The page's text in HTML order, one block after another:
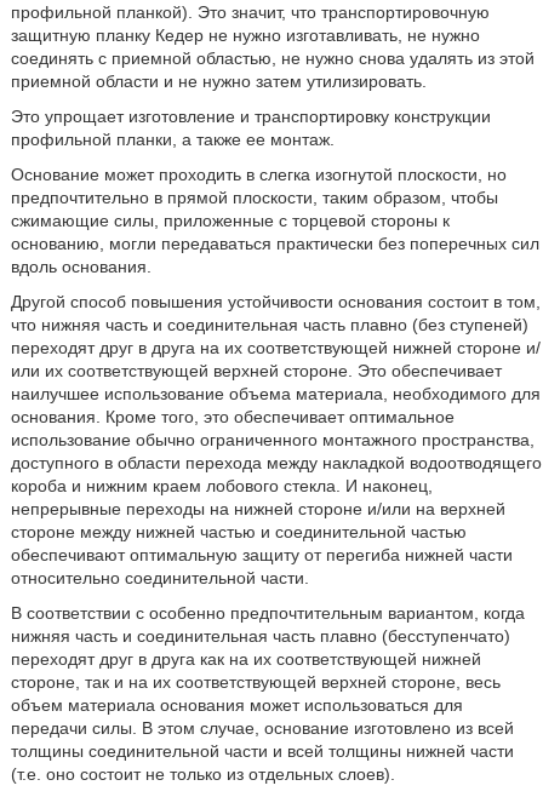
профильной планкой). Это значит, что транспортировочную
защитную планку Кедер не нужно изготавливать, не нужно
соединять с приемной областью, не нужно снова удалять из этой
приемной области и не нужно затем утилизировать.
Это упрощает изготовление и транспортировку конструкции
профильной планки, а также ее монтаж.
Основание может проходить в слегка изогнутой плоскости, но
предпочтительно в прямой плоскости, таким образом, чтобы
сжимающие силы, приложенные с торцевой стороны к
основанию, могли передаваться практически без поперечных сил
вдоль основания.
Другой способ повышения устойчивости основания состоит в том,
что нижняя часть и соединительная часть плавно (без ступеней)
переходят друг в друга на их соответствующей нижней стороне и/
или их соответствующей верхней стороне. Это обеспечивает
наилучшее использование объема материала, необходимого для
основания. Кроме того, это обеспечивает оптимальное
использование обычно ограниченного монтажного пространства,
доступного в области перехода между накладкой водоотводящего
короба и нижним краем лобового стекла. И наконец,
непрерывные переходы на нижней стороне и/или на верхней
стороне между нижней частью и соединительной частью
обеспечивают оптимальную защиту от перегиба нижней части
относительно соединительной части.
В соответствии с особенно предпочтительным вариантом, когда
нижняя часть и соединительная часть плавно (бесступенчато)
переходят друг в друга как на их соответствующей нижней
стороне, так и на их соответствующей верхней стороне, весь
объем материала основания может использоваться для
передачи силы. В этом случае, основание изготовлено из всей
толщины соединительной части и всей толщины нижней части
(т.е. оно состоит не только из отдельных слоев).